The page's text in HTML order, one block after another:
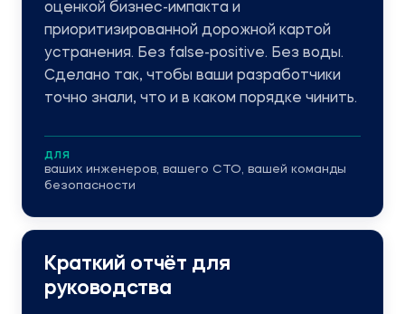
оценкой бизнес-импакта и
приоритизированной дорожной картой
устранения. Без false-positive. Без воды.
Сделано так, чтобы ваши разработчики
точно знали, что и в каком порядке чинить.
ДЛЯ
ваших инженеров, вашего CTO, вашей команды
безопасности
Краткий отчёт для
руководства